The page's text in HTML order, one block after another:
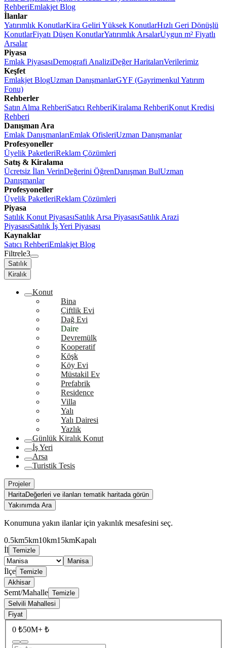
RehberiEmlakjet Blog
İlanlar
Yatırımlık KonutlarKira Geliri Yüksek KonutlarHızlı Geri Dönüşlü
KonutlarFiyatı Düşen KonutlarYatırımlık ArsalarUygun m² Fiyatlı
Arsalar
Piyasa
Emlak PiyasasıDemografi AnaliziDeğer HaritalarıVerilerimiz
Keşfet
Emlakjet BlogUzman DanışmanlarGYF (Gayrimenkul Yatırım
Fonu)
Rehberler
Satın Alma RehberiSatıcı RehberiKiralama RehberiKonut Kredisi
Rehberi
Danışman Ara
Emlak DanışmanlarıEmlak OfisleriUzman Danışmanlar
Profesyoneller
Üyelik PaketleriReklam Çözümleri
Satış & Kiralama
Ücretsiz İlan VerinDeğerini ÖğrenDanışman BulUzman
Danışmanlar
Profesyoneller
Üyelik PaketleriReklam Çözümleri
Piyasa
Satılık Konut PiyasasıSatılık Arsa PiyasasıSatılık Arazi
PiyasasıSatılık İş Yeri Piyasası
Kaynaklar
Satıcı RehberiEmlakjet Blog
Filtrele3
Satılık
Kiralık
Konut
Bina
Çiftlik Evi
Dağ Evi
Daire
Devremülk
Kooperatif
Köşk
Köy Evi
Müstakil Ev
Prefabrik
Residence
Villa
Yalı
Yalı Dairesi
Yazlık
Günlük Kiralık Konut
İş Yeri
Arsa
Turistik Tesis
Projeler
HaritaDeğerleri ve ilanları tematik haritada görün
Yakınımda Ara
Konumuna yakın ilanlar için yakınlık mesafesini seç.
0.5km5km10km15kmKapalı
İl Temizle
Manisa
İlçe Temizle
Akhisar
Semt/Mahalle Temizle
Selvili Mahallesi
Fiyat
0 ₺50M+ ₺